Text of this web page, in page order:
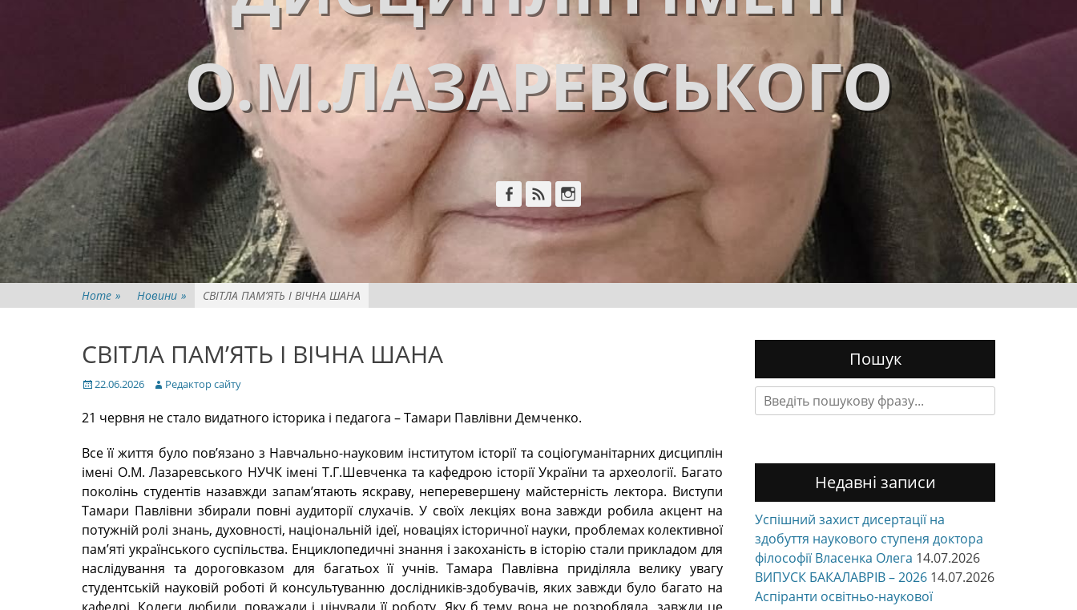
О.М.ЛАЗАРЕВСЬКОГО
Facebook
Feed Instagram
Home » Новини » СВІТЛА ПАМ’ЯТЬ І ВІЧНА ШАНА
СВІТЛА ПАМ’ЯТЬ І ВІЧНА ШАНА
Posted
22.06.2026 Author
Редактор сайту
21 червня не стало видатного історика і педагога – Тамари Павлівни Демченко.
Все її життя було пов’язано з Навчально-науковим інститутом історії та соціогуманітарних дисциплін
імені О.М. Лазаревського НУЧК імені Т.Г.Шевченка та кафедрою історії України та археології. Багато
поколінь студентів назавжди запам’ятають яскраву, неперевершену майстерність лектора. Виступи
Тамари Павлівни збирали повні аудиторії слухачів. У своїх лекціях вона завжди робила акцент на
потужній ролі знань, духовності, національній ідеї, новаціях історичної науки, проблемах колективної
пам’яті українського суспільства. Енциклопедичні знання і закоханість в історію стали прикладом для
наслідування та дороговказом для багатьох її учнів. Тамара Павлівна приділяла велику увагу
студентській науковій роботі й консультуванню дослідників-здобувачів, яких завжди було багато на
Пошук
Search
for:
Недавні записи
Успішний захист дисертації на
здобуття наукового ступеня доктора
філософії Власенка Олега 14.07.2026
ВИПУСК БАКАЛАВРІВ – 2026 14.07.2026
Аспіранти освітньо-наукової